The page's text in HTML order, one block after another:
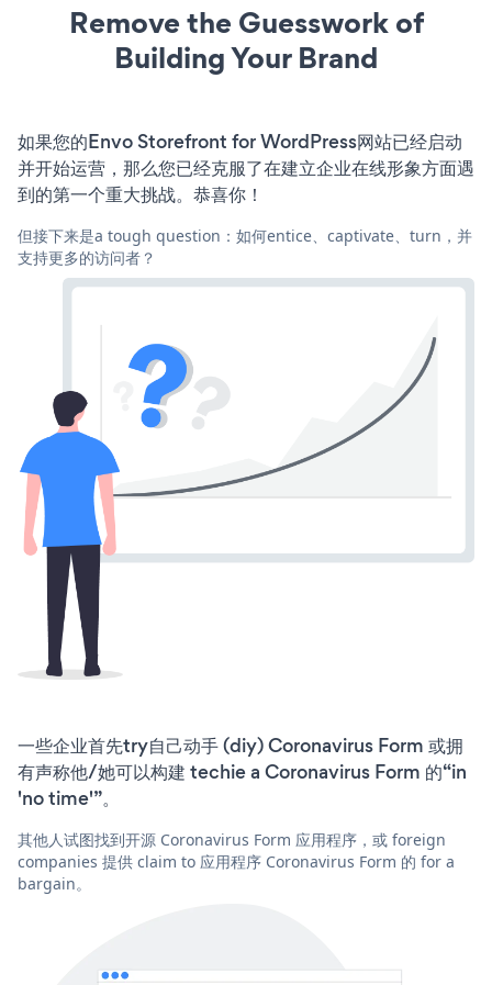
Remove the Guesswork of
Building Your Brand
如果您的Envo Storefront for WordPress网站已经启动
并开始运营，那么您已经克服了在建立企业在线形象方面遇
到的第一个重大挑战。恭喜你！
但接下来是a tough question：如何entice、captivate、turn，并
支持更多的访问者？
一些企业首先try自己动手 (diy) Coronavirus Form 或拥
有声称他/她可以构建 techie a Coronavirus Form 的“in
'no time'”。
其他人试图找到开源 Coronavirus Form 应用程序，或 foreign
companies 提供 claim to 应用程序 Coronavirus Form 的 for a
bargain。